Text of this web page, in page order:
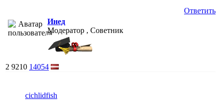
Ответить
Инед
Модератор , Советник
2 9210 14054
cichlidfish